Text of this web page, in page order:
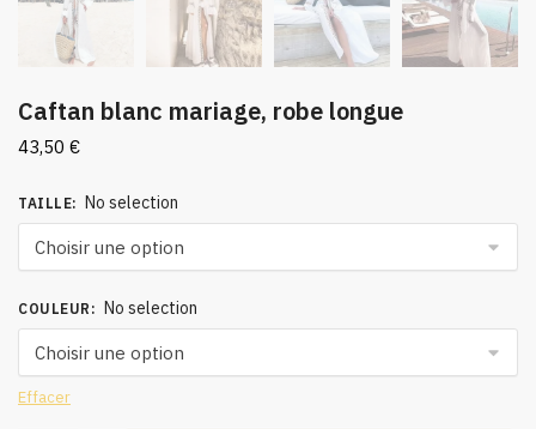
Caftan blanc mariage, robe longue
43,50 €
TAILLE: No selection
COULEUR : No selection
Effacer